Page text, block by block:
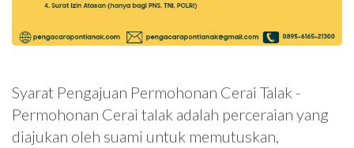
Syarat Pengajuan Permohonan Cerai Talak -
Permohonan Cerai talak adalah perceraian yang
diajukan oleh suami untuk memutuskan,